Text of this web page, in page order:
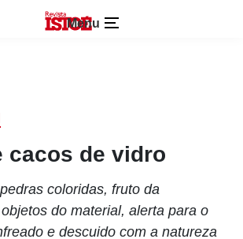
Menu
cacos de vidro
coloridas, fruto da
do material, alerta para o
e descuido com a natureza